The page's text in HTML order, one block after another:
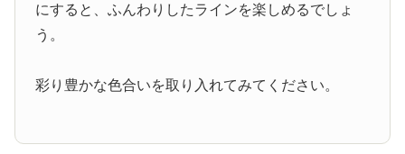
にすると、ふんわりしたラインを楽しめるでしょ
う。
彩り豊かな色合いを取り入れてみてください。